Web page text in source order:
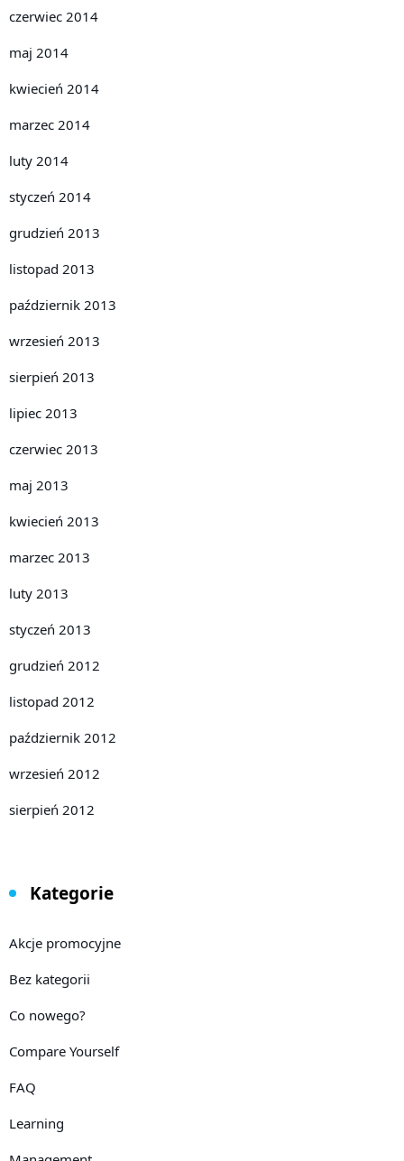
czerwiec 2014
maj 2014
kwiecień 2014
marzec 2014
luty 2014
styczeń 2014
grudzień 2013
listopad 2013
październik 2013
wrzesień 2013
sierpień 2013
lipiec 2013
czerwiec 2013
maj 2013
kwiecień 2013
marzec 2013
luty 2013
styczeń 2013
grudzień 2012
listopad 2012
październik 2012
wrzesień 2012
sierpień 2012
Kategorie
Akcje promocyjne
Bez kategorii
Co nowego?
Compare Yourself
FAQ
Learning